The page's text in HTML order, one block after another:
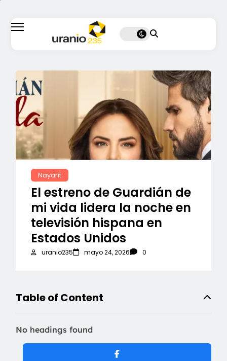
Nayarit
El estreno de Guardián de
mi vida lidera la noche en
televisión hispana en
Estados Unidos
uranio235 mayo 24, 2026 0
Table of Content
No headings found